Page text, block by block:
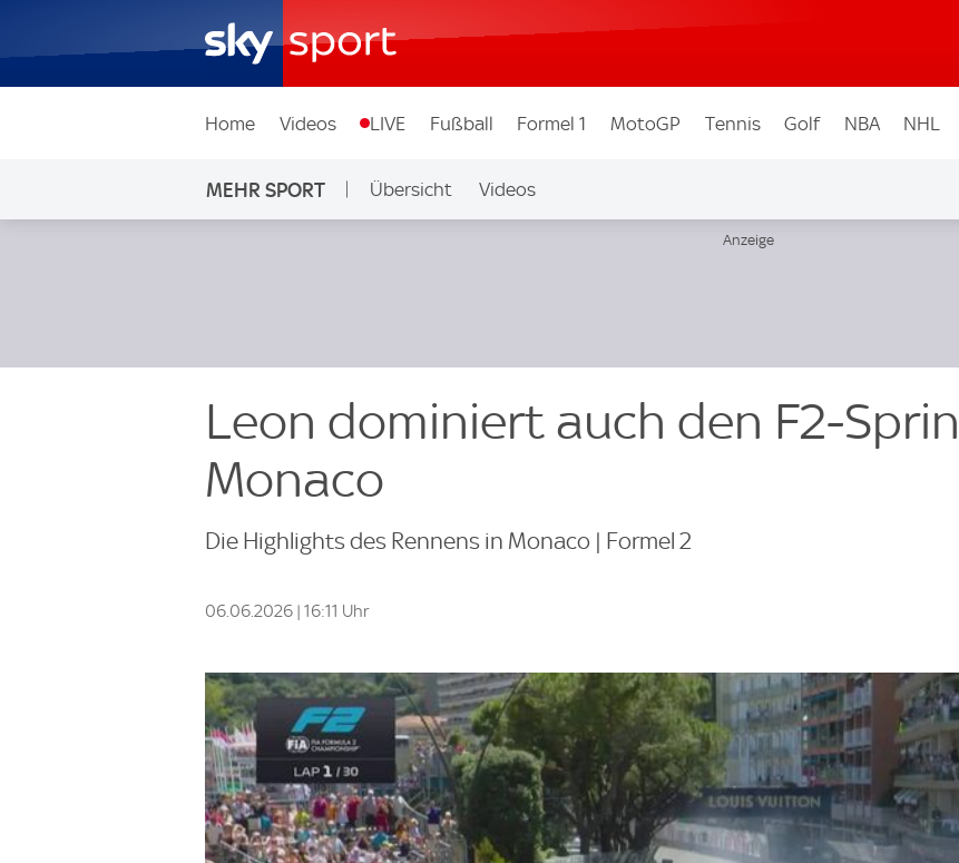
Home Videos LIVE Fußball Formel 1 MotoGP Tennis Golf NBA NHL
MEHR SPORT Übersicht Videos
Leon dominiert auch den F2-
Monaco
Die Highlights des Rennens in Monaco | Formel 2
06.06.2026 | 16:11 Uhr